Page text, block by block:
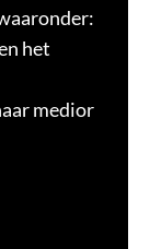
het
medior